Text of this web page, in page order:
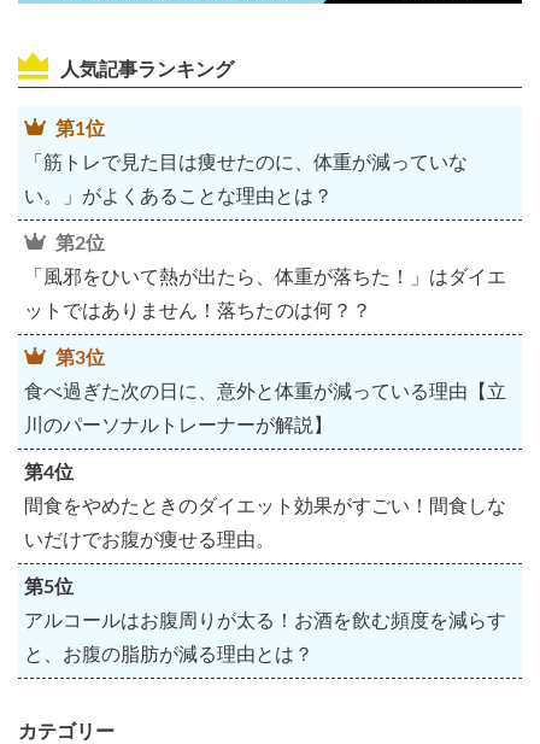
人気記事ランキング
第1位
「筋トレで見た目は痩せたのに、体重が減っていな
い。」がよくあることな理由とは？
第2位
「風邪をひいて熱が出たら、体重が落ちた！」はダイエ
ットではありません！落ちたのは何？？
第3位
食べ過ぎた次の日に、意外と体重が減っている理由【立
川のパーソナルトレーナーが解説】
第4位
間食をやめたときのダイエット効果がすごい！間食しな
いだけでお腹が痩せる理由。
第5位
アルコールはお腹周りが太る！お酒を飲む頻度を減らす
と、お腹の脂肪が減る理由とは？
カテゴリー